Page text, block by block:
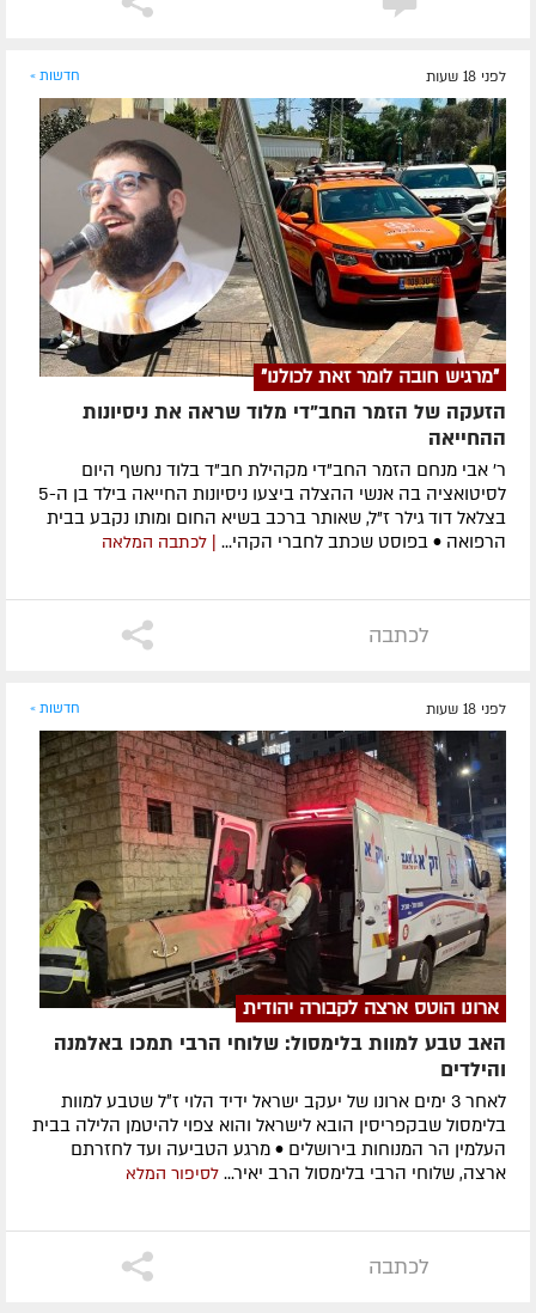
לפני 18 שעות חדשות »
"מרגיש חובה לומר זאת לכולנו"
הזעקה של הזמר החב"די מלוד שראה את ניסיונות
ההחייאה
ר' אבי מנחם הזמר החב"די מקהילת חב"ד בלוד נחשף היום
לסיטואציה בה אנשי ההצלה ביצעו ניסיונות החייאה בילד בן ה-5
בצלאל דוד גילר ז"ל, שאותר ברכב בשיא החום ומותו נקבע בבית
הרפואה • בפוסט שכתב לחברי הקהי... | לכתבה המלאה
לכתבה
לפני 18 שעות חדשות »
ארונו הוטס ארצה לקבורה יהודית
האב טבע למוות בלימסול: שלוחי הרבי תמכו באלמנה
והילדים
לאחר 3 ימים ארונו של יעקב ישראל ידיד הלוי ז״ל שטבע למוות
בלימסול שבקפריסין הובא לישראל והוא צפוי להיטמן הלילה בבית
העלמין הר המנוחות בירושלים • מרגע הטביעה ועד לחזרתם
ארצה, שלוחי הרבי בלימסול הרב יאיר... לסיפור המלא
לכתבה